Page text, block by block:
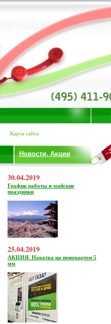
Карта сайта
Новости, Акции
30.04.2019
График работы в майские
праздники
25.04.2019
АКЦИЯ. Накатка на пенокартон 5
мм